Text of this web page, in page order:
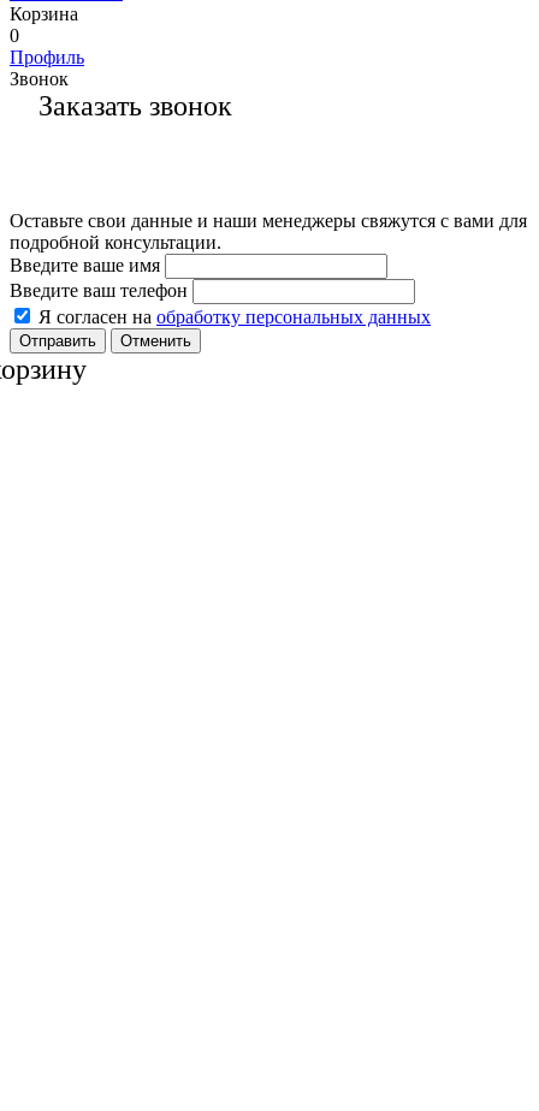
Корзина
0
Профиль
Звонок
Заказать звонок
Оставьте свои данные и наши менеджеры свяжутся с вами для
подробной консультации.
Введите ваше имя
Введите ваш телефон
Я согласен на обработку персональных данных
Отменить